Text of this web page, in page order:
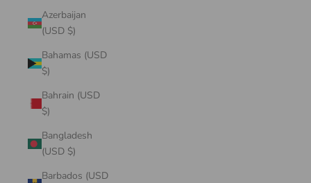
Azerbaijan
(USD $)
Bahamas (USD
$)
Bahrain (USD
$)
Bangladesh
(USD $)
Barbados (USD